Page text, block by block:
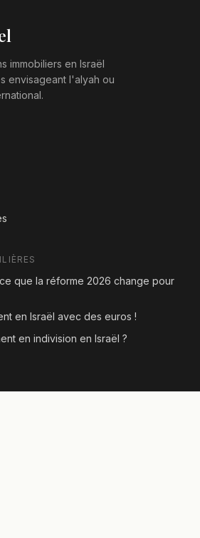
immobiliers en Israël
envisageant l'alyah ou
que la réforme 2026 change pour
en Israël avec des euros !
en indivision en Israël ?